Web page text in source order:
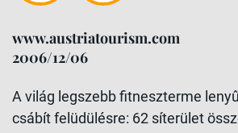
www.austriatourism.com
2006/12/06
A világ legszebb fitneszterme
csábít felüdülésre: 62 síterület